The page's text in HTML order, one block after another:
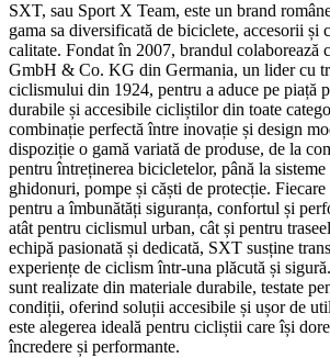
SXT, sau Sport X Team, este un brand
gama sa diversificată de biciclete, accesorii și
calitate. Fondat în 2007, brandul colaborează
GmbH & Co. KG din Germania, un lider cu
ciclismului din 1924, pentru a aduce pe piață
durabile și accesibile cicliștilor din toate
combinație perfectă între inovație și design
dispoziție o gamă variată de produse, de la
pentru întreținerea bicicletelor, până la
ghidonuri, pompe și căști de protecție.
pentru a îmbunătăți siguranța, confortul și
atât pentru ciclismul urban, cât și pentru
echipă pasionată și dedicată, SXT susține
experiențe de ciclism într-una plăcută și
sunt realizate din materiale durabile, testate
condiții, oferind soluții accesibile și ușor de
este alegerea ideală pentru cicliștii care își
încredere și performante.